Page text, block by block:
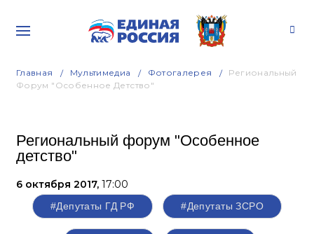
Главная Мультимедиа Фотогалерея
Региональный
Форум "Особенное Детство"
Региональный форум "Особенное
детство"
6 октября 2017, 17:00
#Депутаты ГД РФ #Депутаты ЗСРО